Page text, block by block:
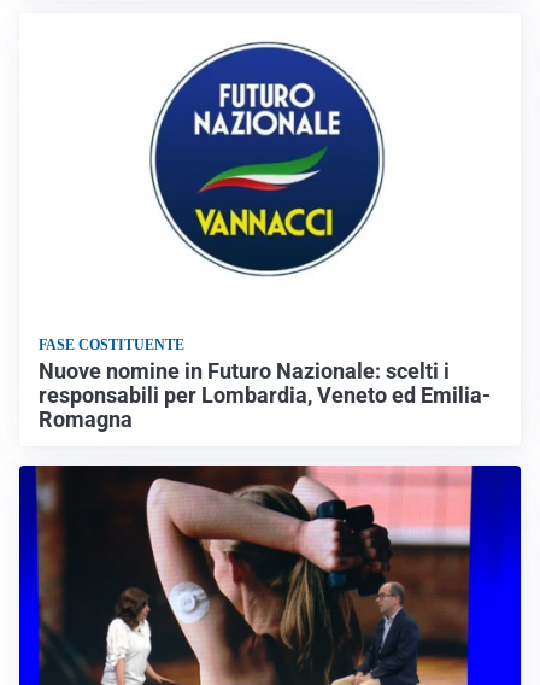
FASE COSTITUENTE
Nuove nomine in Futuro Nazionale: scelti i
responsabili per Lombardia, Veneto ed Emilia-
Romagna